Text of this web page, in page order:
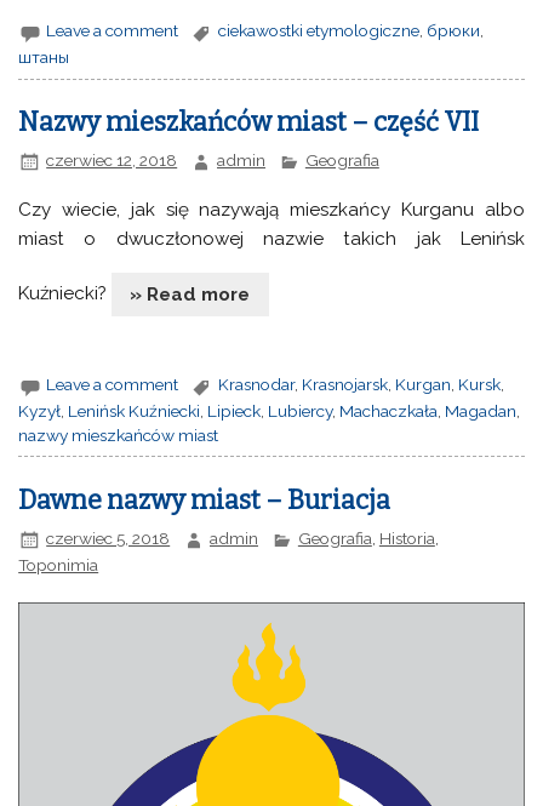
Leave a comment ciekawostki etymologiczne, брюки,
штаны
Nazwy mieszkańców miast – część VII
czerwiec 12, 2018 admin Geografia
Czy wiecie, jak się nazywają mieszkańcy Kurganu albo
miast o dwuczłonowej nazwie takich jak Lenińsk
Kuźniecki? » Read more
Leave a comment Krasnodar, Krasnojarsk Kurgan Kursk
Kyzył Lenińsk Kuźniecki Lipieck Lubiercy, Machaczkała Magadan
nazwy mieszkańców miast
Dawne nazwy miast – Buriacja
czerwiec 5, 2018 admin Geografia Historia
Toponimia